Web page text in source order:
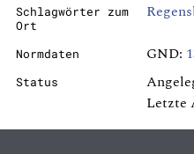
Schlagwörter zum
Ort
Normdaten GND:
Status
Letzte